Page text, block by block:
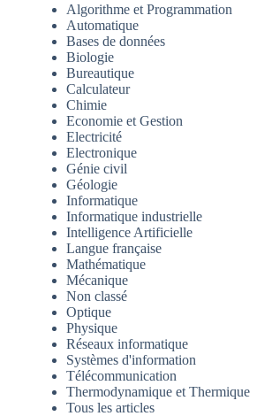
Algorithme et Programmation
Automatique
Bases de données
Biologie
Bureautique
Calculateur
Chimie
Economie et Gestion
Electricité
Electronique
Génie civil
Géologie
Informatique
Informatique industrielle
Intelligence Artificielle
Langue française
Mathématique
Mécanique
Non classé
Optique
Physique
Réseaux informatique
Systèmes d'information
Télécommunication
Thermodynamique et Thermique
Tous les articles